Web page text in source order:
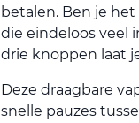
betalen. Ben je
die eindeloos veel
drie knoppen laat
Deze draagbare
snelle pauzes